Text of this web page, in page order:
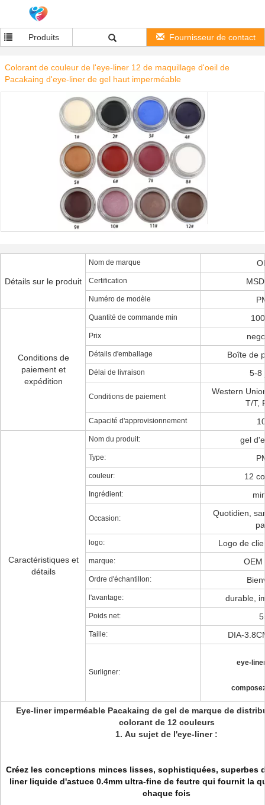
Produits Fournisseur de contact
Colorant de couleur de l'eye-liner 12 de maquillage d'oeil de
Pacakaing d'eye-liner de gel haut imperméable
Détails sur le produit
Nom de marque
Certification
Numéro de modèle
Conditions de
paiement et
expédition
Quantité de commande min
Prix
Détails d'emballage Boîte de
Délai de livraison 5-8
Conditions de paiement
Western
T/T,
Capacité d'approvisionnement
Caractéristiques et
détails
Nom du produit: gel
Type:
couleur: 12
Ingrédient:
Occasion:
Quotidien,
logo: Logo de
marque: OEM
Ordre d'échantillon:
l'avantage: durable,
Poids net:
Taille: DIA-
Surligner:
eye-
Eye-liner imperméable Pacakaing de gel de marque de
colorant de 12 couleurs
1. Au sujet de l'eye-liner :
Créez les conceptions minces lisses, sophistiquées, superbes
liner liquide d'astuce 0.4mm ultra-fine de feutre qui fournit la
chaque fois